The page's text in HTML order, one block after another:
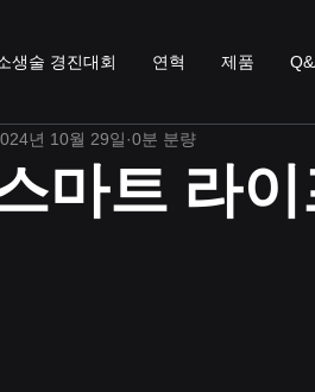
생술 경진대회 연혁 제품
마트 라
년 10월 29일 0분 분량